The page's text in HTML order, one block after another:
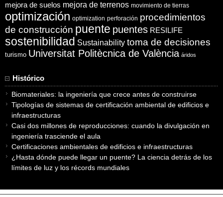
mejora de suelos mejora de terrenos movimiento de tierras
optimización optimization perforación procedimientos
de construcción puente puentes RESILIFE
sostenibilidad Sustainability toma de decisiones
turismo Universitat Politècnica de València áridos
Histórico
Biomateriales: la ingeniería que crece antes de construirse
Tipologías de sistemas de certificación ambiental de edificios e
infraestructuras
Casi dos millones de reproducciones: cuando la divulgación en
ingeniería trasciende el aula
Certificaciones ambientales de edificios e infraestructuras
¿Hasta dónde puede llegar un puente? La ciencia detrás de los
límites de luz y los récords mundiales